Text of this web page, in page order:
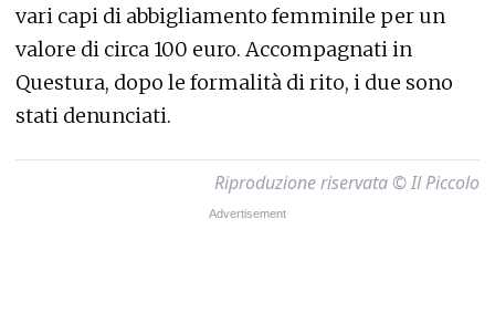
vari capi di abbigliamento femminile per un
valore di circa 100 euro. Accompagnati in
Questura, dopo le formalità di rito, i due sono
stati denunciati.
Riproduzione riservata © Il Piccolo